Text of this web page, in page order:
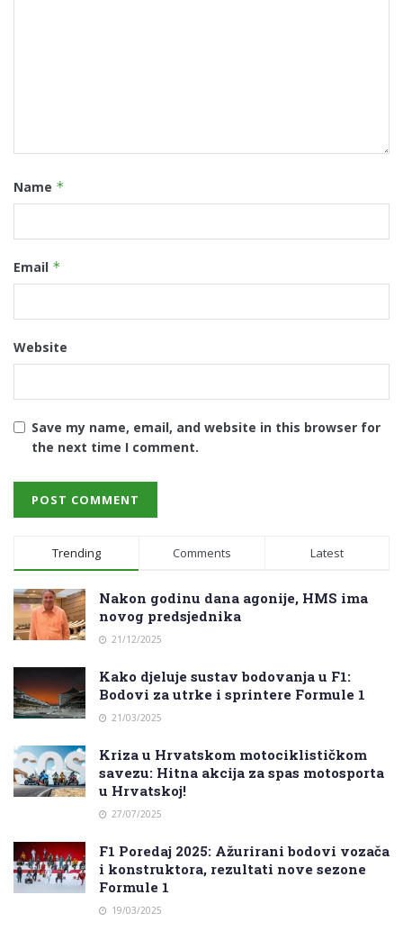
Name *
Email *
Website
Save my name, email, and website in this browser for
the next time I comment.
Trending Comments Latest
Nakon godinu dana agonije, HMS ima
novog predsjednika
21/12/2025
Kako djeluje sustav bodovanja u F1:
Bodovi za utrke i sprintere Formule 1
21/03/2025
Kriza u Hrvatskom motociklističkom
savezu: Hitna akcija za spas motosporta
u Hrvatskoj!
27/07/2025
F1 Poredaj 2025: Ažurirani bodovi vozača
i konstruktora, rezultati nove sezone
Formule 1
19/03/2025